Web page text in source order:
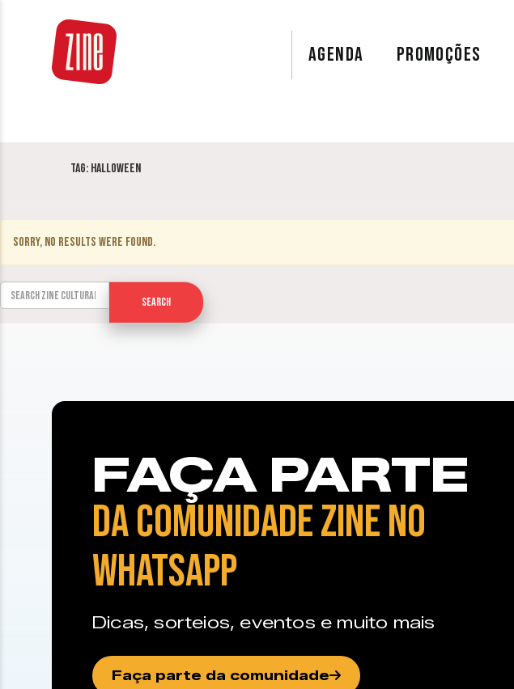
AGENDA PROMOÇÕES
Tag: Halloween
Sorry, no results were found.
Search for:
Search
FAÇA PARTE
DA COMUNIDADE ZINE NO
WHATSAPP
Dicas, sorteios, eventos e muito mais
Faça parte da comunidade